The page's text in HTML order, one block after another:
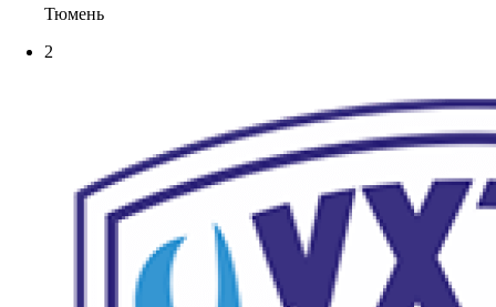
Тюмень
2